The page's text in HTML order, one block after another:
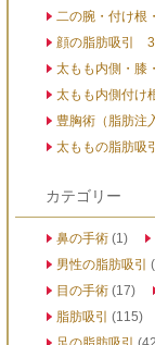
二の腕・付け根
顔の脂肪吸引
太もも内側・膝
太もも内側付け
豊胸術（脂肪
太ももの脂肪
カテゴリー
鼻の手術 (1)
男性の脂肪吸引
目の手術 (17)
脂肪吸引
(115)